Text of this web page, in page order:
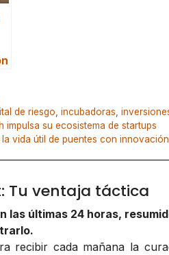
de riesgo incubadoras
impulsa su ecosistema de startups
vida útil de puentes con innovación
Tu ventaja táctica
las últimas 24 horas,
recibir cada mañana la